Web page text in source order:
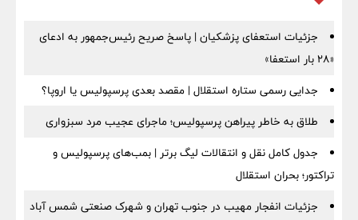
جزئیات استعفای پزشکیان | پاسخ صریح رئیس‌جمهور به ادعای
«۲۸ بار استعفا»
جدایی رسمی ستاره استقلال | مقصد بعدی پرسپولیس یا اروپا؟
طلاق به خاطر پیراهن پرسپولیس؛ ماجرای عجیب مرد سبزواری
جدول کامل نقل و انتقالات لیگ برتر | بمب‌های پرسپولیس و
تراکتور؛ بحران استقلال
جزئیات انفجار مهیب در جنوب تهران و شهرک صنعتی شمس آباد